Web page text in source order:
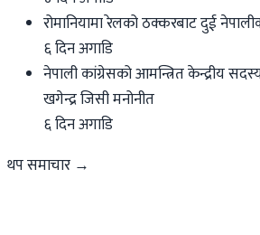
रोमानियामा रेलको ठक्करबाट दुई
६ दिन अगाडि
नेपाली कांग्रेसको आमन्त्रित केन्द्रीय
खगेन्द्र जिसी मनोनीत
६ दिन अगाडि
थप समाचार →